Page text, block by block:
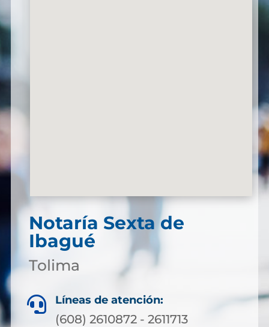
Notaría Sexta de
Ibagué
Tolima
 Líneas de atención:
(608) 2610872 - 2611713